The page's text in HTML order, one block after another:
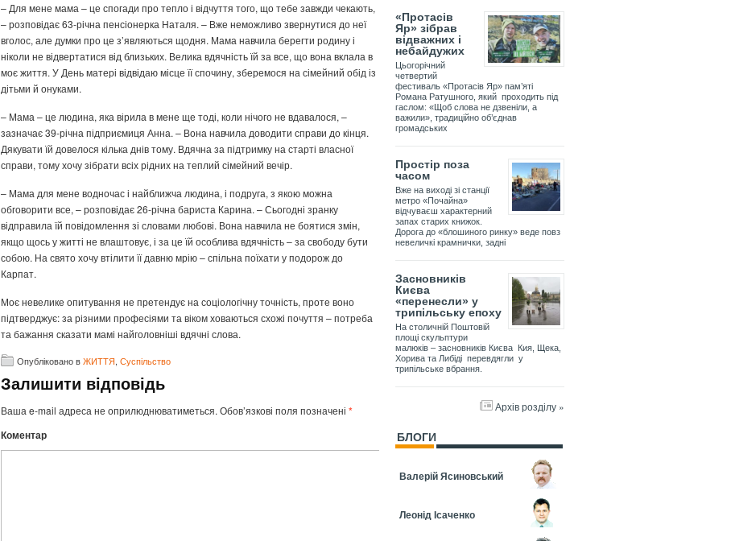
– Для мене мама – це спогади про тепло і відчуття того, що тебе завжди чекають,
– розповідає 63-річна пенсіонерка Наталя. – Вже неможливо звернутися до неї
вголос, але думки про це з’являються щодня. Мама навчила берегти родину і
ніколи не відвертатися від близьких. Велика вдячність їй за все, що вона вклала в
моє життя. У День матері відвідаю місце її спочину, зберемося на сімейний обід із
дітьми й онуками.
– Мама – це людина, яка вірила в мене ще тоді, коли нічого не вдавалося, –
зазначає 39-річна підприємиця Анна. – Вона навчила доводити справи до кінця.
Дякувати їй довелося кілька днів тому. Вдячна за підтримку на старті власної
справи, тому хочу зібрати всіх рідних на теплий сімейний вечір.
– Мама для мене водночас і найближча людина, і подруга, з якою можна
обговорити все, – розповідає 26-річна бариста Карина. – Сьогодні зранку
відправила їй повідомлення зі словами любові. Вона навчила не боятися змін,
якщо щось у житті не влаштовує, і за це їй особлива вдячність – за свободу бути
собою. На свято хочу втілити її давню мрію – спільна поїхати у подорож до
Карпат.
Моє невелике опитування не претендує на соціологічну точність, проте воно
підтверджує: за різними професіями та віком ховаються схожі почуття – потреба
та бажання сказати мамі найголовніші вдячні слова.
Опубліковано вЖИТТЯ, Суспільство
Залишити відповідь
Ваша e-mail адреса не оприлюднюватиметься. Обов’язкові поля позначені *
Коментар
«Протасів
Яр» зібрав
відважних і
небайдужих
Цьогорічний
четвертий
фестиваль «Протасів Яр» пам’яті
Романа Ратушного, який проходить під
гаслом: «Щоб слова не дзвеніли, а
важили», традиційно об’єднав
громадських
Простір поза
часом
Вже на виході зі станції
метро «Почайна»
відчуваєш характерний
запах старих книжок.
Дорога до «блошиного ринку» веде повз
невеличкі крамнички, задні
Засновників
Києва
«перенесли» у
трипільську епоху
На столичній Поштовій
площі скульптури
малюків – засновників Києва Кия, Щека,
Хорива та Либіді перевдягли у
трипільське вбрання.
Архів розділу »
БЛОГИ
Валерій Ясиновський
Леонід Ісаченко